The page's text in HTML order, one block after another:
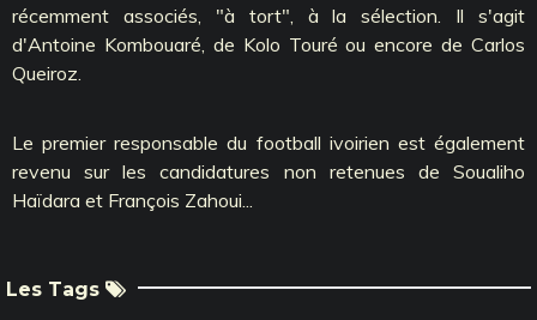
récemment associés, "à tort", à la sélection. Il s'agit
d'Antoine Kombouaré, de Kolo Touré ou encore de Carlos
Queiroz.
Le premier responsable du football ivoirien est également
revenu sur les candidatures non retenues de Soualiho
Haïdara et François Zahoui...
Les Tags